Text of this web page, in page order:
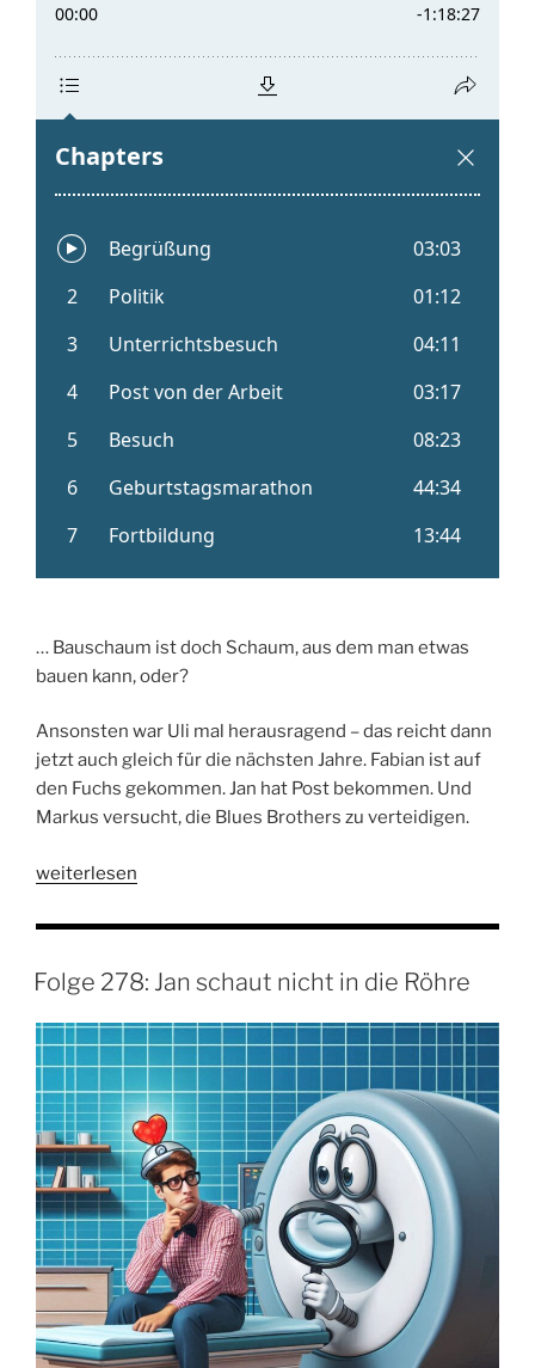
… Bauschaum ist doch Schaum, aus dem man etwas
bauen kann, oder?
Ansonsten war Uli mal herausragend – das reicht dann
jetzt auch gleich für die nächsten Jahre. Fabian ist auf
den Fuchs gekommen. Jan hat Post bekommen. Und
Markus versucht, die Blues Brothers zu verteidigen.
„Folge
Markus
Spaß
Bauschaum“
weiterlesen
Folge 278: Jan schaut nicht in die Röhre